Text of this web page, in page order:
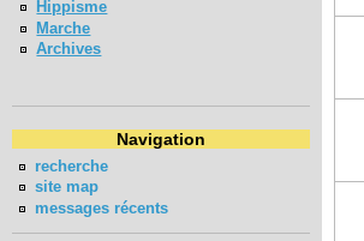
Hippisme
Marche
Archives
Navigation
recherche
site map
messages récents